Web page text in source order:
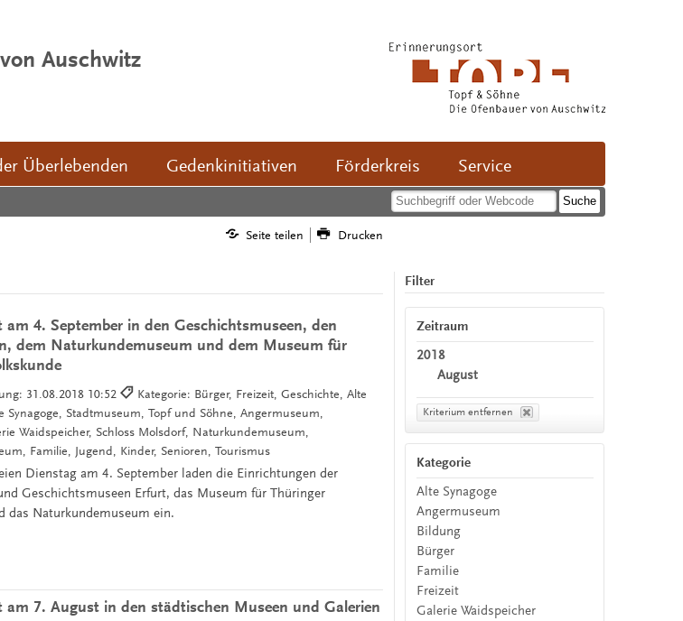
Auschwitz
Überlebenden Gedenkinitiativen Förderkreis Service
Seite teilen Drucken
am 4. September in den Geschichtsmuseen, den
dem Naturkundemuseum und dem Museum für
31.08.2018 10:52
Kategorie: Bürger, Freizeit, Geschichte, Alte
Synagoge, Stadtmuseum, Topf und Söhne, Angermuseum,
Waidspeicher, Schloss Molsdorf, Naturkundemuseum,
Familie, Jugend, Kinder, Senioren, Tourismus
Dienstag am 4. September laden die Einrichtungen der
Geschichtsmuseen Erfurt, das Museum für Thüringer
das Naturkundemuseum ein.
am 7. August in den städtischen Museen und Galerien
Filter
Zeitraum
2018
August
Kriterium entfernen
Kategorie
Alte Synagoge
Angermuseum
Bildung
Bürger
Familie
Freizeit
Galerie Waidspeicher